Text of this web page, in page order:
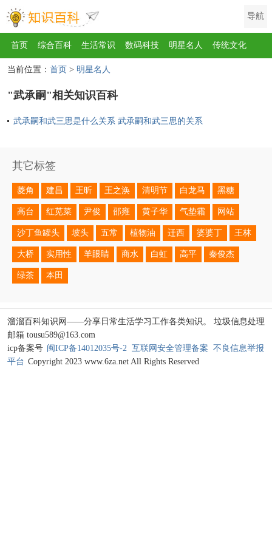
导航
首页 综合百科 生活常识 数码科技 明星名人 传统文化
互联网 健康 影视 美食
运动 游戏 家电 地理 房产
歌曲 动物 植物
当前位置： 首页 > 明星名人
"武承嗣"相关知识百科
武承嗣和武三思是什么关系 武承嗣和武三思的关系
其它标签
菱角 建昌 王昕 王之涣 清明节 白龙马 黑糖
高台 红苋菜 尹俊 邵雍 黄子华 气垫霜 网站
沙丁鱼罐头 坡头 五常 植物油 迁西 婆婆丁 王林
大桥 实用性 羊眼睛 商水 白虹 高平 秦俊杰
绿茶 本田
溜溜百科知识网——分享日常生活学习工作各类知识。 垃圾信息处理
邮箱 tousu589@163.com
icp备案号 闽ICP备14012035号-2 互联网安全管理备案 不良信息举报
平台 Copyright 2023 www.6za.net All Rights Reserved